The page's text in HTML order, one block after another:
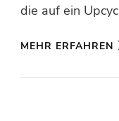
die auf ein
MEHR ERFAHREN